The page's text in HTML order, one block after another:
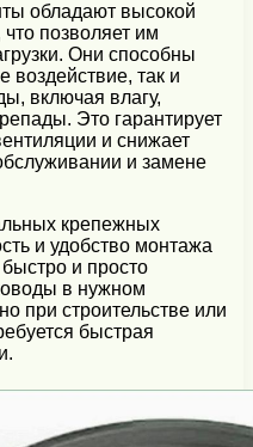
обладают высокой
позволяет им
Они способны
воздействие, так и
включая влагу,
Это гарантирует
и снижает
и замене
крепежных
и удобство монтажа
и просто
в нужном
при строительстве или
быстрая